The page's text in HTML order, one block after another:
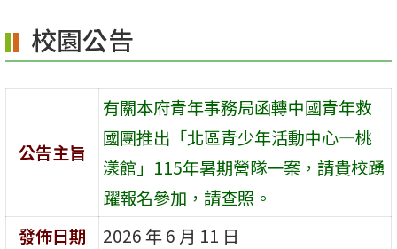
校園公告
公告主旨
有關本府青年事務局函轉中國青年救
國團推出「北區青少年活動中心—桃
漾館」115年暑期營隊一案，請貴校踴
躍報名參加，請查照。
發佈日期
2026 年 6 月 11 日